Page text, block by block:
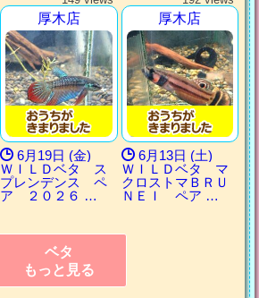
厚木店
6月19日 (金)
ＷＩＬＤベタ ス
プレンデンス ペ
ア ２０２６ …
厚木店
6月13日 (土)
ＷＩＬＤベタ マ
クロストマＢＲＵ
ＮＥＩ ペア …
ベタ
もっと見る